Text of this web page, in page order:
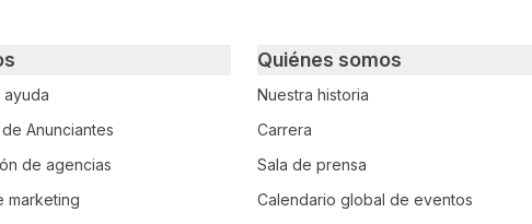
Anunciantes
de agencias
marketing
Quiénes somos
Nuestra historia
Carrera
Sala de prensa
Calendario global de eventos